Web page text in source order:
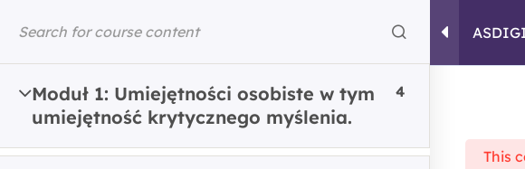
content
ASDIGITAL
Moduł 1: Umiejętności osobiste w tym
umiejętność krytycznego myślenia.
4
This